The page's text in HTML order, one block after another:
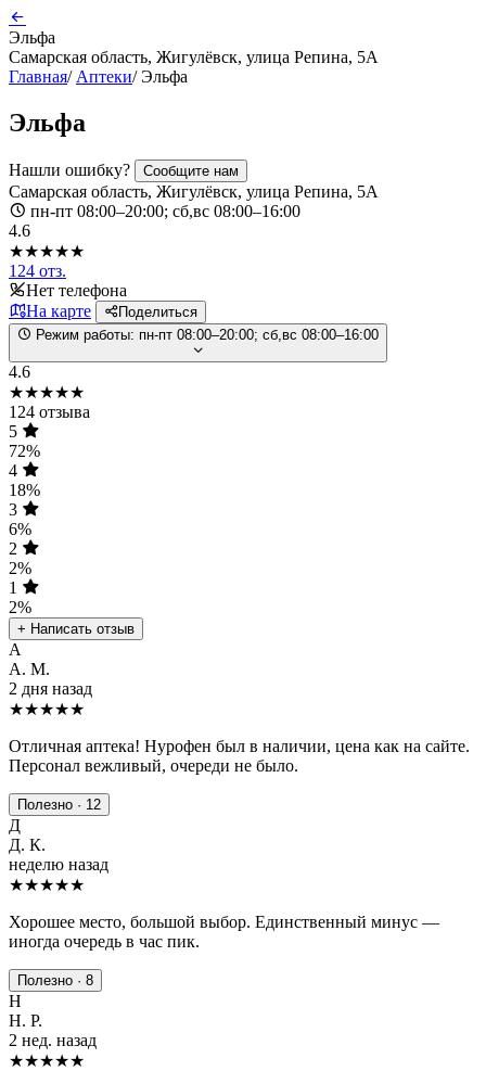
Эльфа
Самарская область, Жигулёвск, улица Репина, 5А
Главная/ Аптеки/ Эльфа
Эльфа
Нашли ошибку? Сообщите нам
Самарская область, Жигулёвск, улица Репина, 5А
пн-пт 08:00–20:00; сб,вс 08:00–16:00
4.6
★★★★★
124 отз.
Нет телефона
На карте
Поделиться
Режим работы: пн-пт 08:00–20:00; сб,вс 08:00–16:00
4.6
★★★★★
124 отзыва
5
72%
4
18%
3
6%
2
2%
1
2%
+ Написать отзыв
А
А. М.
2 дня назад
★★★★★
Отличная аптека! Нурофен был в наличии, цена как на сайте.
Персонал вежливый, очереди не было.
Полезно · 12
Д
Д. К.
неделю назад
★★★★★
Хорошее место, большой выбор. Единственный минус —
иногда очередь в час пик.
Полезно · 8
Н
Н. Р.
2 нед. назад
★★★★★